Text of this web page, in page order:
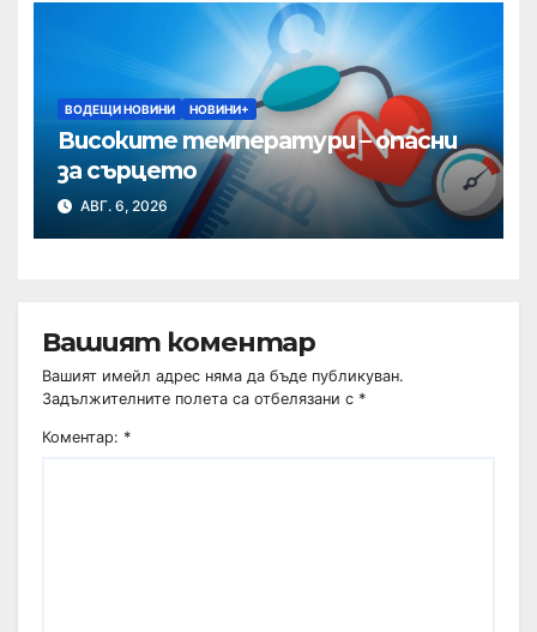
ВОДЕЩИ НОВИНИ НОВИНИ+
Високите температури – опасни
за сърцето
АВГ. 6, 2026
Вашият коментар
Вашият имейл адрес няма да бъде публикуван.
Задължителните полета са отбелязани с *
Коментар: *